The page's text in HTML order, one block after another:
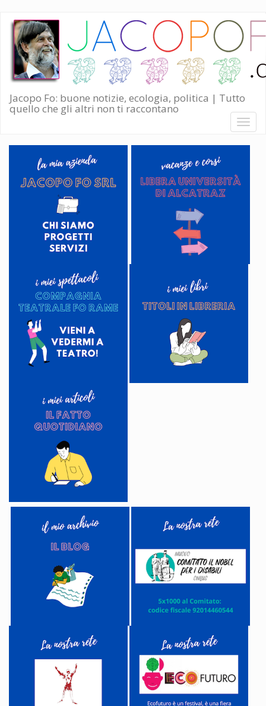
Salta
contenuto
principale
Jacopo Fo: buone notizie, ecologia, politica | Tutto
quello che gli altri non ti raccontano
Toggle